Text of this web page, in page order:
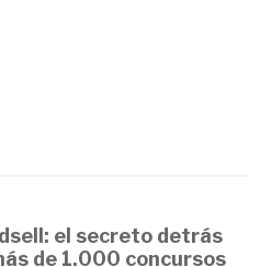
el secreto detrás
de 1.000 concursos